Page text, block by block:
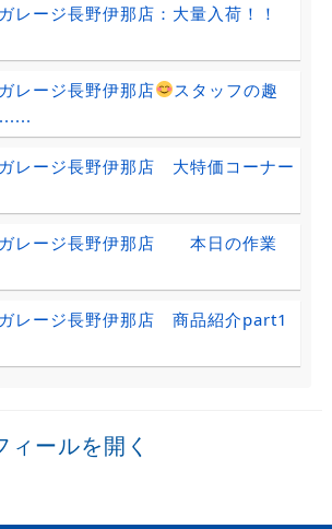
レージ長野伊那店：大量入荷！！
レージ長野伊那店
スタッフの趣
レージ長野伊那店 大特価コーナー
レージ長野伊那店 本日の作業
レージ長野伊那店 商品紹介part1
ィールを開く